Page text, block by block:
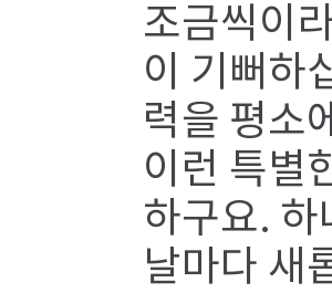
조금씩이
이 기뻐하
력을 평소
이런 특별
하구요.
날마다 새